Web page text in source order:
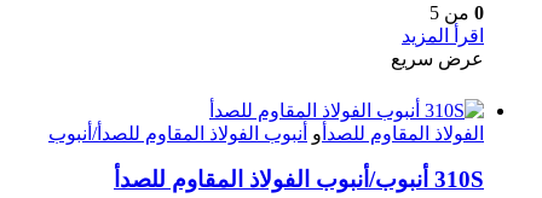
0 من 5
اقرأ المزيد
عرض سريع
الفولاذ المقاوم للصدأ و أنبوب الفولاذ المقاوم للصدأ/أنبوب
310S أنبوب/أنبوب الفولاذ المقاوم للصدأ